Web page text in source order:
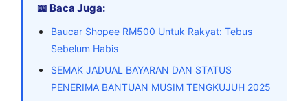
📖 Baca Juga:
Baucar Shopee RM500 Untuk Rakyat: Tebus
Sebelum Habis
SEMAK JADUAL BAYARAN DAN STATUS
PENERIMA BANTUAN MUSIM TENGKUJUH 2025